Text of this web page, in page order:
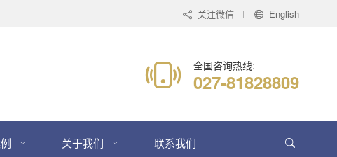
关注微信 English
全国咨询热线:
027-81828809
关于我们 联系我们